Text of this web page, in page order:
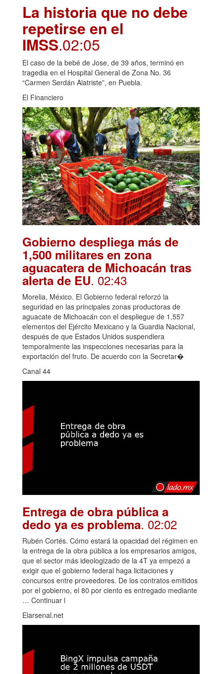
La historia que no debe
repetirse en el
IMSS.02:05
El caso de la bebé de Jose, de 39 años, terminó en
tragedia en el Hospital General de Zona No. 36
“Carmen Serdán Alatriste”, en Puebla.
El Financiero
Gobierno despliega más de
1,500 militares en zona
aguacatera de Michoacán tras
alerta de EU. 02:43
Morelia, México. El Gobierno federal reforzó la
seguridad en las principales zonas productoras de
aguacate de Michoacán con el despliegue de 1,557
elementos del Ejército Mexicano y la Guardia Nacional,
después de que Estados Unidos suspendiera
temporalmente las inspecciones necesarias para la
exportación del fruto. De acuerdo con la Secretar�
Canal 44
Entrega de obra pública a
dedo ya es problema. 02:02
Rubén Cortés. Cómo estará la opacidad del régimen en
la entrega de la obra pública a los empresarios amigos,
que el sector más ideologizado de la 4T ya empezó a
exigir que el gobierno federal haga licitaciones y
concursos entre proveedores. De los contratos emitidos
por el gobierno, el 80 por ciento es entregado mediante
… Continuar l
Elarsenal.net